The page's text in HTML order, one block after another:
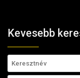
Kevesebb